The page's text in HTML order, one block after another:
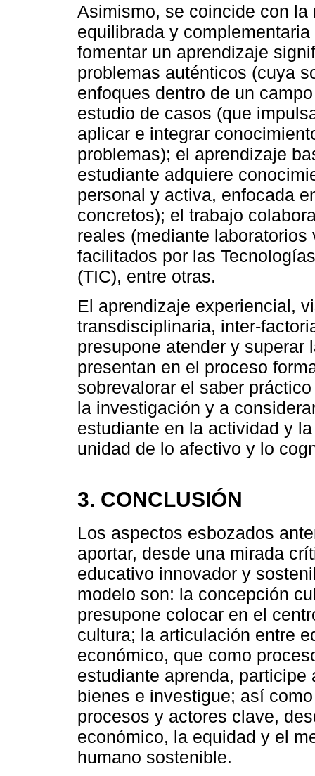
Asimismo, se coincide con
equilibrada y
fomentar un aprendizaje
problemas auténticos (cuya
enfoques dentro de un
estudio de casos (que
aplicar e integrar
problemas); el aprendizaje
estudiante adquiere
personal y activa, enfocada
concretos); el trabajo
reales (mediante
facilitados por las
(TIC), entre otras.
El aprendizaje experiencial,
transdisciplinaria, inter-
presupone atender y
presentan en el proceso
sobrevalorar el saber
la investigación y a
estudiante en la actividad y
unidad de lo afectivo y lo
3. CONCLUSIÓN
Los aspectos esbozados
aportar, desde una mirada
educativo innovador y
modelo son: la concepción
presupone colocar en el
cultura; la articulación entre
económico, que como
estudiante aprenda,
bienes e investigue; así
procesos y actores clave,
económico, la equidad y el
humano sostenible.